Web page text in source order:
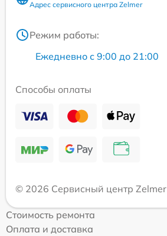
Адрес сервисного центра Zelmer
Режим работы:
Ежедневно с 9:00 до 21:00
Способы оплаты
© 2026 Сервисный центр Zelmer
Стоимость ремонта
Оплата и доставка